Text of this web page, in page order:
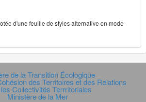
d'une feuille de styles alternative en mode
de la Transition Écologique
des Territoires et des Relations
Collectivités Terrritoriales
Ministère de la Mer